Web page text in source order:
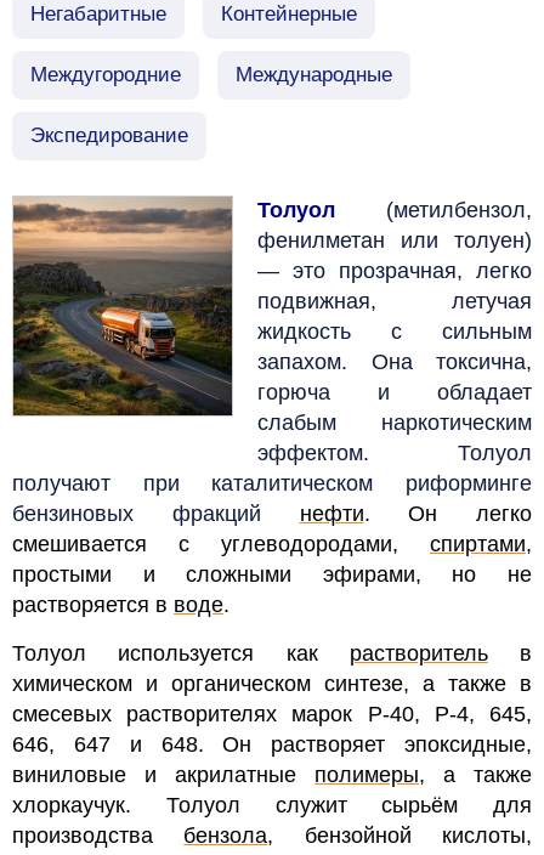
Негабаритные Контейнерные
Междугородние Международные
Экспедирование
Толуол (метилбензол,
фенилметан или толуен)
— это прозрачная, легко
подвижная, летучая
жидкость с сильным
запахом. Она токсична,
горюча и обладает
слабым наркотическим
эффектом. Толуол
получают при каталитическом риформинге
бензиновых фракций нефти. Он легко
смешивается с углеводородами, спиртами,
простыми и сложными эфирами, но не
растворяется в воде.
Толуол используется как растворительв
химическом и органическом синтезе, а также в
смесевых растворителях марок Р-40, Р-4, 645,
646, 647 и 648. Он растворяет эпоксидные,
виниловые и акрилатные полимеры, а также
хлоркаучук. Толуол служит сырьём для
производства бензола, бензойной кислоты,